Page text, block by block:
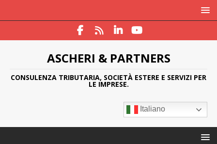
ASCHERI & PARTNERS
CONSULENZA TRIBUTARIA, SOCIETÀ ESTERE E SERVIZI PER
LE IMPRESE.
Italiano